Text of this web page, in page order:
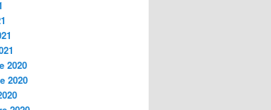
2020
2020